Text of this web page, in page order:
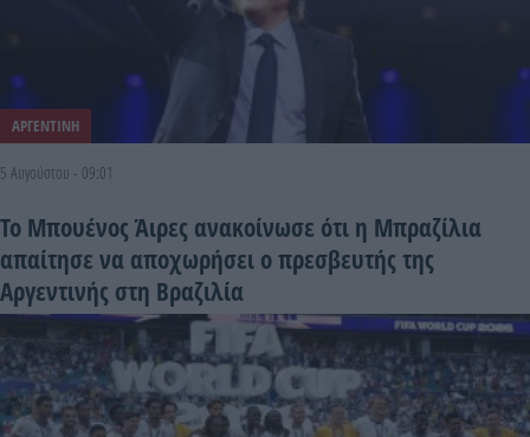
ΑΡΓΕΝΤΙΝΗ
5 Αυγούστου - 09:01
Το Μπουένος Άιρες ανακοίνωσε ότι η Μπραζίλια
απαίτησε να αποχωρήσει ο πρεσβευτής της
Αργεντινής στη Βραζιλία